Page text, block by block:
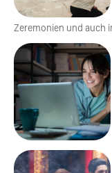
Zeremonien und auch